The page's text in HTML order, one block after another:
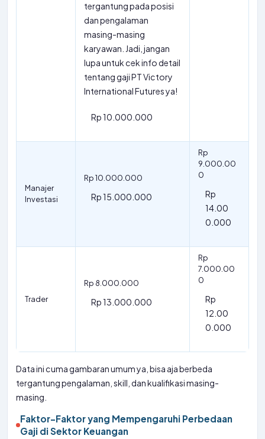
tergantung pada posisi
dan pengalaman
masing-masing
karyawan. Jadi, jangan
lupa untuk cek info detail
tentang gaji PT Victory
International Futures ya!
Rp 10.000.000
Manajer
Investasi
Rp 10.000.000
Rp 15.000.000
Rp
9.000.00
0
Rp
14.00
0.000
Trader
Rp 8.000.000
Rp 13.000.000
Rp
7.000.00
0
Rp
12.00
0.000
Data ini cuma gambaran umum ya, bisa aja berbeda
tergantung pengalaman, skill, dan kualifikasi masing-
masing.
Faktor-Faktor yang Mempengaruhi Perbedaan
Gaji di Sektor Keuangan